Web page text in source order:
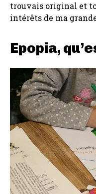
trouvais original et
intérêts de ma
Epopia,